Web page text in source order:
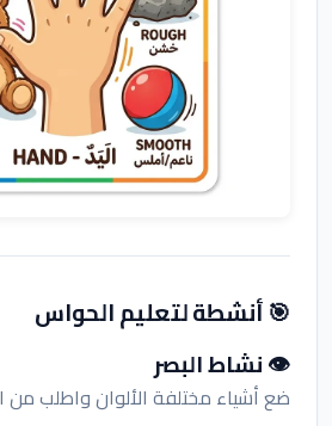
🎯 أنشطة لتعليم الحواس
👁️ نشاط البصر
ضع أشياء مختلفة الألوان واطلب